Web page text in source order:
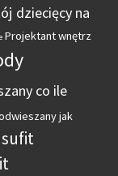
dziecięcy na
Projektant wnętrz
co ile
jak
sufit